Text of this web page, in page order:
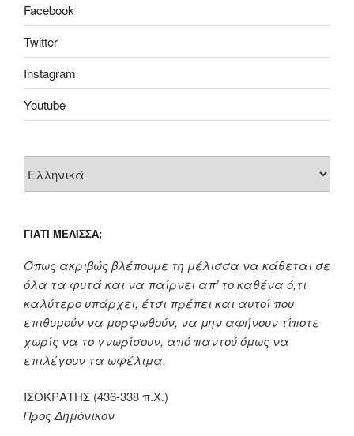
Facebook
Twitter
Instagram
Youtube
ΓΙΑΤΊ ΜΈΛΙΣΣΑ;
Όπως ακριβώς βλέπουμε τη μέλισσα να κάθεται σε
όλα τα φυτά και να παίρνει απ’ το καθένα ό,τι
καλύτερο υπάρχει, έτσι πρέπει και αυτοί που
επιθυμούν να μορφωθούν, να μην αφήνουν τίποτε
χωρίς να το γνωρίσουν, από παντού όμως να
επιλέγουν τα ωφέλιμα.
ΙΣΟΚΡΑΤΗΣ (436-338 π.Χ.)
Προς Δημόνικον